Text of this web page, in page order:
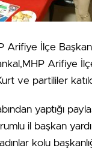
İlçe
Arifiye
ve partililer
yaptığı
il başkan
kolu